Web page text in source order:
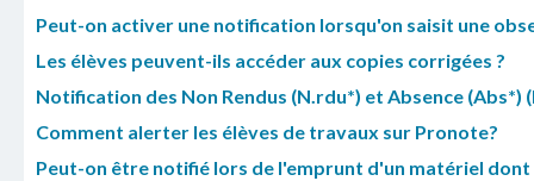
Peut-on activer une notification lorsqu'on saisit une
Les élèves peuvent-ils accéder aux copies corrigées ?
Notification des Non Rendus (N.rdu*) et Absence (Abs*)
Comment alerter les élèves de travaux sur Pronote?
Peut-on être notifié lors de l'emprunt d'un matériel dont